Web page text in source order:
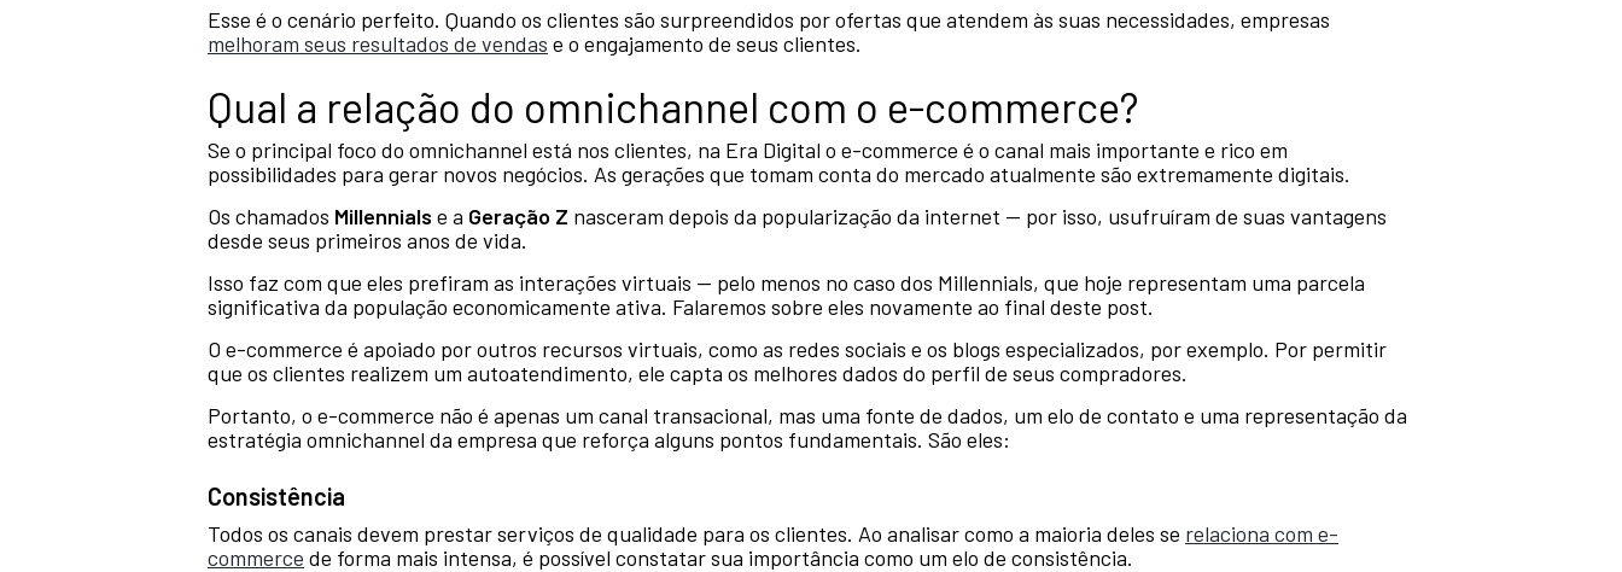
Esse é o cenário perfeito. Quando os clientes são surpreendidos por ofertas que atendem às suas necessidades, empresas
melhoram seus resultados de vendas e o engajamento de seus clientes.
Qual a relação do omnichannel com o e-commerce?
Se o principal foco do omnichannel está nos clientes, na Era Digital o e-commerce é o canal mais importante e rico em
possibilidades para gerar novos negócios. As gerações que tomam conta do mercado atualmente são extremamente digitais.
Os chamados Millennials e a Geração Z nasceram depois da popularização da internet — por isso, usufruíram de suas vantagens
desde seus primeiros anos de vida.
Isso faz com que eles prefiram as interações virtuais — pelo menos no caso dos Millennials, que hoje representam uma parcela
significativa da população economicamente ativa. Falaremos sobre eles novamente ao final deste post.
O e-commerce é apoiado por outros recursos virtuais, como as redes sociais e os blogs especializados, por exemplo. Por permitir
que os clientes realizem um autoatendimento, ele capta os melhores dados do perfil de seus compradores.
Portanto, o e-commerce não é apenas um canal transacional, mas uma fonte de dados, um elo de contato e uma representação da
estratégia omnichannel da empresa que reforça alguns pontos fundamentais. São eles:
Consistência
Todos os canais devem prestar serviços de qualidade para os clientes. Ao analisar como a maioria deles se relaciona com e-
commerce de forma mais intensa, é possível constatar sua importância como um elo de consistência.